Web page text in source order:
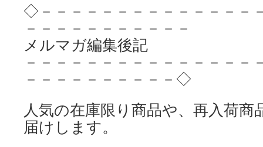
◇－－－－－－－－－－－－－－
－－－－－－－－－－－
メルマガ編集後記
－－－－－－－－－－－－－－－
－－－－－－－－－－◇
人気の在庫限り商品や、再入荷
届けします。